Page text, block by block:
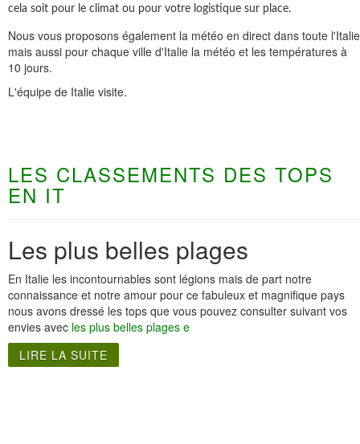
cela soit pour le climat ou pour votre logistique sur place.
Nous vous proposons également la météo en direct dans toute l'Italie
mais aussi pour chaque ville d'Italie la météo et les températures à
10 jours.
L'équipe de Italie visite.
LES CLASSEMENTS DES TOPS
EN IT
Les plus belles plages
En Italie les incontournables sont légions mais de part notre
connaissance et notre amour pour ce fabuleux et magnifique pays
nous avons dressé les tops que vous pouvez consulter suivant vos
envies avec les plus belles plages e
LIRE LA SUITE